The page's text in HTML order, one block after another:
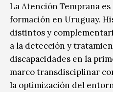
La Atención Temprana
formación en Uruguay.
distintos y
a la detección y
discapacidades en la
marco transdisciplinar
la optimización del